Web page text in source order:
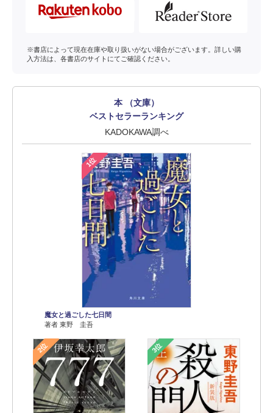
※書店によって現在在庫や取り扱いがない場合がございます。詳しい購
入方法は、各書店のサイトにてご確認ください。
本 （文庫）
ベストセラーランキング
KADOKAWA調べ
1位
魔女と過ごした七日間
著者 東野 圭吾
2位 3位